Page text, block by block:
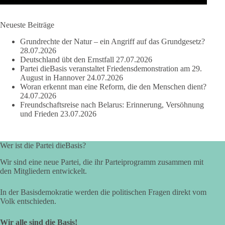
#Bürgerbeteiligung
219 7 55
DieBasis
1 Tag zuvor
als eine feste Koalition?
Eine Koalition bedeutet in der Regel gemeinsame
Regierungsverantwortung, feste Vereinbarungen und
dauerhafte Bindungen. Kooperation in Sachfragen bedeutet
dagegen: Ein Vorschlag wird einzeln geprüft.
🟩🟩🟦🟦🟥🟥🟧🟧
Neueste Beiträge
Grundrechte der Natur – ein Angriff auf das Grundgesetz?
28.07.2026
Deutschland übt den Ernstfall 27.07.2026
Partei dieBasis veranstaltet Friedensdemonstration am 29.
August in Hannover 24.07.2026
Woran erkennt man eine Reform, die den Menschen dient?
24.07.2026
Freundschaftsreise nach Belarus: Erinnerung, Versöhnung
und Frieden 23.07.2026
Wer ist die Partei dieBasis?
Wir sind eine neue Partei, die ihr Parteiprogramm zusammen mit
den Mitgliedern entwickelt.
In der Basisdemokratie werden die politischen Fragen direkt vom
Volk entschieden.
Wir alle sind die Basis!